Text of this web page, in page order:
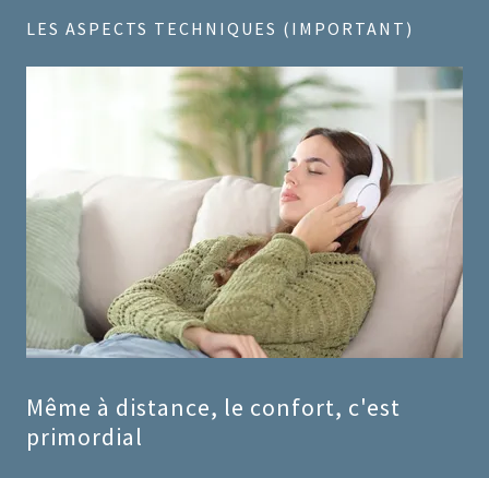
LES ASPECTS TECHNIQUES (IMPORTANT)
Même à distance, le confort, c'est
primordial